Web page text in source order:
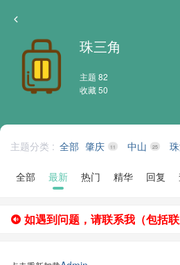
珠三角
主题 82
收藏 50
主题分类 : 全部 肇庆 11 中山 25
全部 最新 热门 精华 回复
如遇到问题，请联系我（包括联